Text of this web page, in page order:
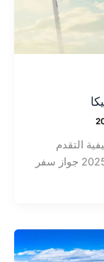
التقدم
بطلب الحصول على جواز سفر الدومينيكا 2025 جواز سفر